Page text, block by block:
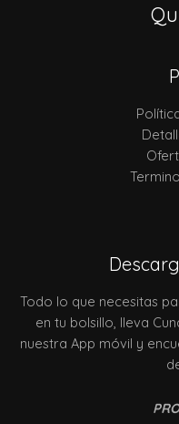
Todo lo que necesitas
en tu bolsillo, lleva
nuestra App móvil y